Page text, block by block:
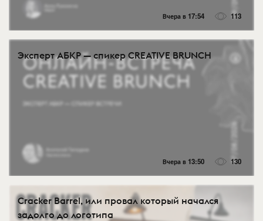
Вчера в 17:54 113
Эксперт АБКР — спикер CREATIVE BRUNCH
Вчера в 13:50 130
Cracker Barrel, или провал который начался
задолго до логотипа